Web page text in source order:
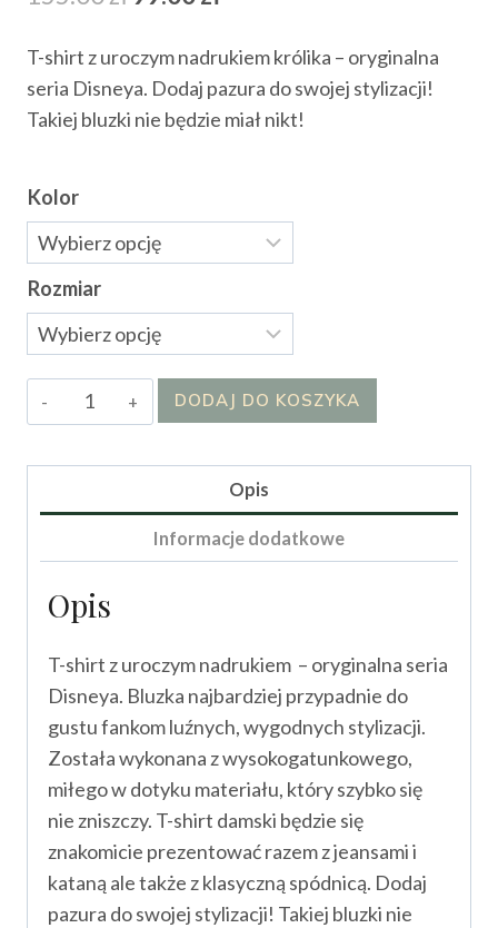
wynosiła:
155.00 zł.
wynosi:
99.00 zł.
T-shirt z uroczym nadrukiem królika – oryginalna
seria Disneya. Dodaj pazura do swojej stylizacji!
Takiej bluzki nie będzie miał nikt!
Kolor
Rozmiar
ilość
Bluzka
DODAJ DO KOSZYKA
Opis
Informacje dodatkowe
Opis
T-shirt z uroczym nadrukiem – oryginalna seria
Disneya. Bluzka najbardziej przypadnie do
gustu fankom luźnych, wygodnych stylizacji.
Została wykonana z wysokogatunkowego,
miłego w dotyku materiału, który szybko się
nie zniszczy. T-shirt damski będzie się
znakomicie prezentować razem z jeansami i
kataną ale także z klasyczną spódnicą. Dodaj
pazura do swojej stylizacji! Takiej bluzki nie